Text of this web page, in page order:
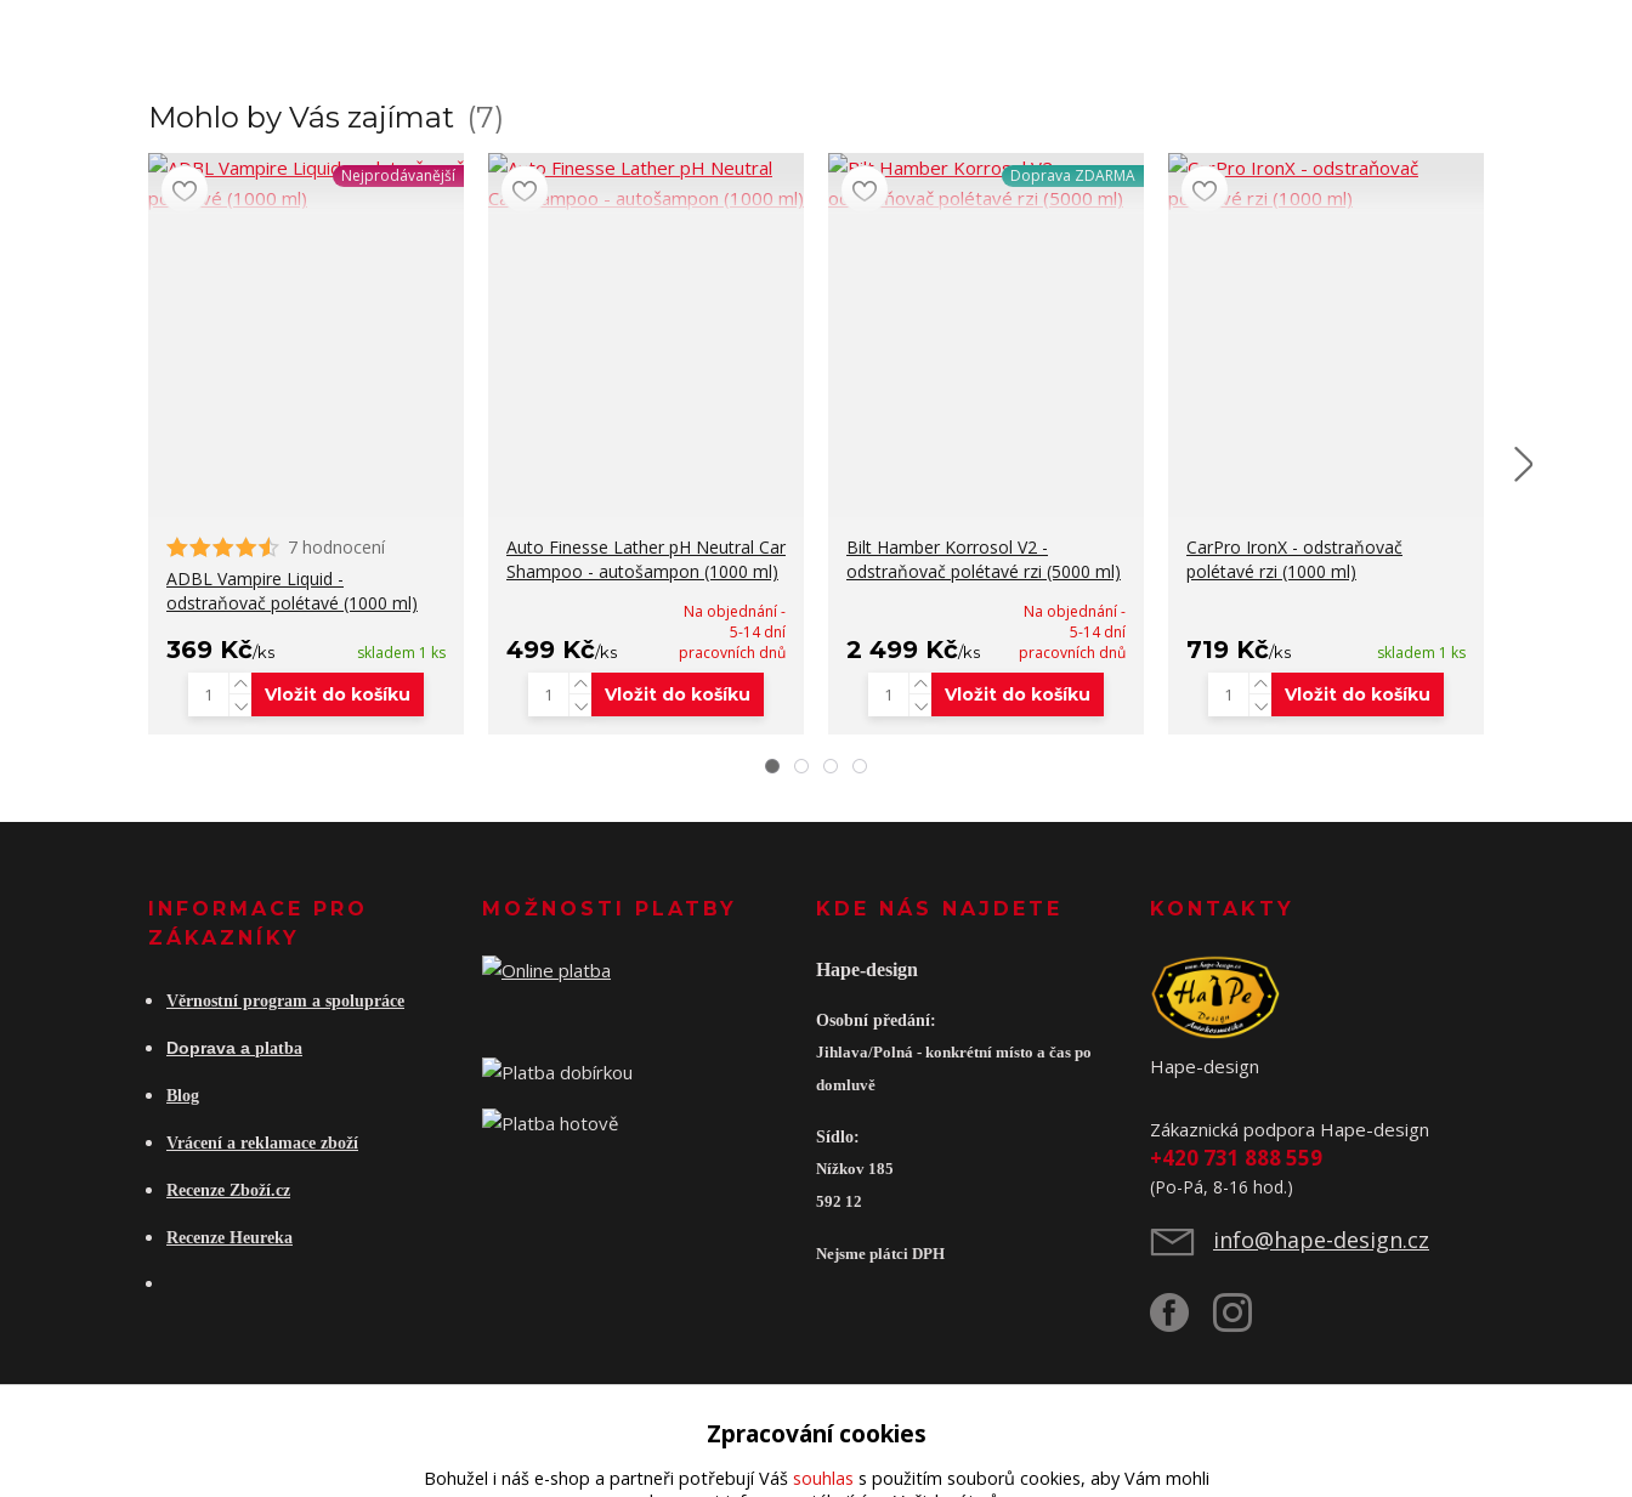
Mohlo by Vás zajímat 7
Nejprodávanější
7 hodnocení
ADBL Vampire Liquid -
odstraňovač polétavé (1000 ml)
369 Kč/ks skladem 1 ks
Vložit do košíku
Auto Finesse Lather pH Neutral Car
Shampoo - autošampon (1000 ml)
499 Kč/ks
Na objednání -
5-14 dní
pracovních dnů
Vložit do košíku
Doprava ZDARMA
Bilt Hamber Korrosol V2 -
odstraňovač polétavé rzi (5000 ml)
2 499 Kč/ks
Na objednání -
5-14 dní
pracovních dnů
Vložit do košíku
CarPro IronX - odstraňovač
polétavé rzi (1000 ml)
719 Kč/ks skladem 1 ks
Vložit do košíku
INFORMACE PRO
ZÁKAZNÍKY
Věrnostní program a spolupráce
Doprava a platba
Blog
Vrácení a reklamace zboží
Recenze Zboží.cz
Recenze Heureka
MOŽNOSTI PLATBY KDE NÁS NAJDETE
Hape-design
Osobní předání:
Jihlava/Polná - konkrétní místo a čas po
domluvě
Sídlo:
Nížkov 185
592 12
Nejsme plátci DPH
KONTAKTY
Hape-design
Zákaznická podpora Hape-design
+420 731 888 559
(Po-Pá, 8-16 hod.)
info@hape-design.cz
Upravit sběr cookies.
Zpracování cookies
Bohužel i náš e-shop a partneři potřebují Váš souhlas s použitím souborů cookies, aby Vám mohli